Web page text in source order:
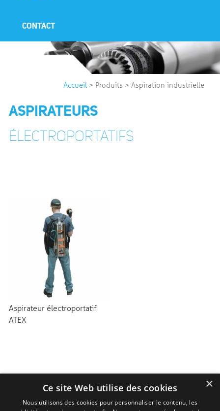
CONTACT
Accueil > Produits >Aspiration industrielle
ASPIRATEURS
ÉLECTROPORTATIFS
Aspirateur électroportatif
ATEX
×
Ce site Web utilise des cookies
Nous utilisons des cookies pour personnaliser le contenu, les